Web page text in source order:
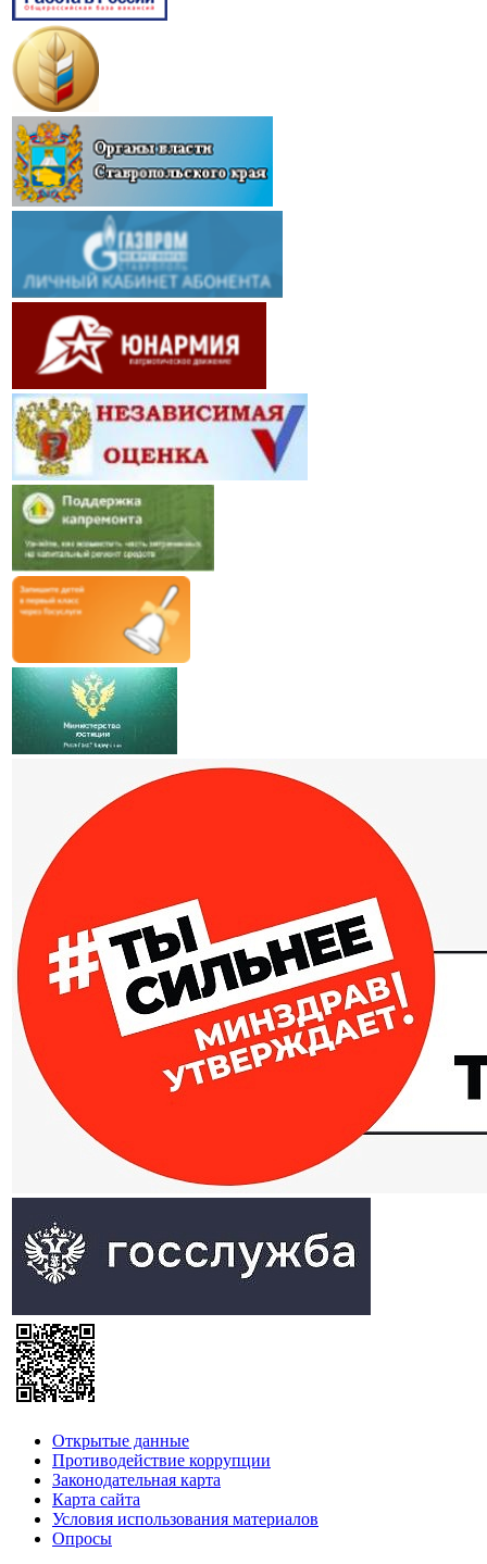
Открытые данные
Противодействие коррупции
Законодательная карта
Карта сайта
Условия использования материалов
Опросы